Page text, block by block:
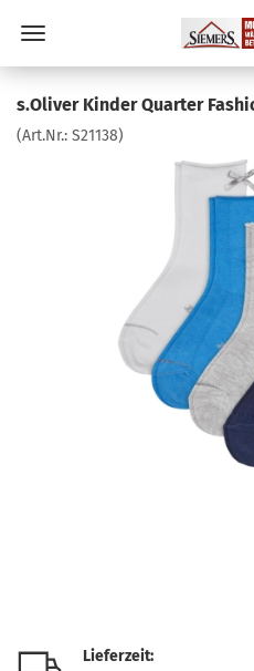
s.Oliver Kinder Quarter
(Art.Nr.: S21138)
Lieferzeit: